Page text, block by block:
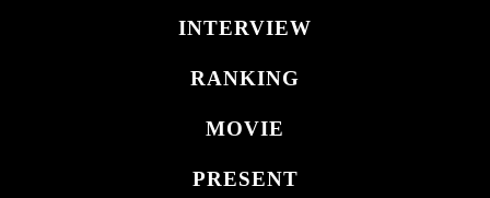
INTERVIEW
RANKING
MOVIE
PRESENT